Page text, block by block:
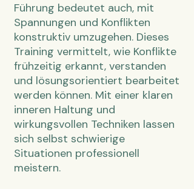
Führung bedeutet auch, mit
Spannungen und Konflikten
konstruktiv umzugehen. Dieses
Training vermittelt, wie Konflikte
frühzeitig erkannt, verstanden
und lösungsorientiert bearbeitet
werden können. Mit einer klaren
inneren Haltung und
wirkungsvollen Techniken lassen
sich selbst schwierige
Situationen professionell
meistern.